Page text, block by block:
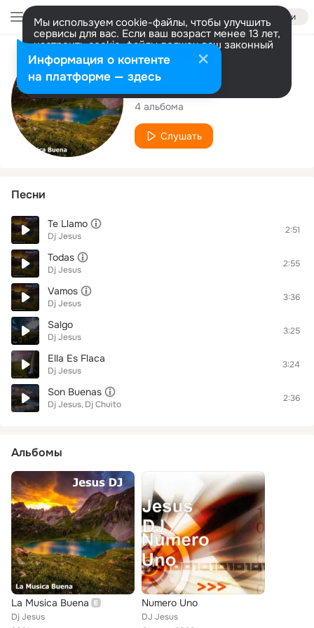
Войти
Мы используем cookie-файлы, чтобы улучшить
сервисы для вас. Если ваш возраст менее 13 лет,
настроить cookie-файлы должен ваш законный
представитель. Больше информации
Разрешить все Настроить
Исполнитель
Dj Jesus
4 альбома
Слушать
Песни
Te Llamo
Dj Jesus
2:51
Todas
Dj Jesus
2:55
Vamos
Dj Jesus
3:36
Salgo
Dj Jesus
3:25
Ella Es Flaca
Dj Jesus
3:24
Son Buenas
Dj Jesus Dj Chuito
2:36
Альбомы
La Musica Buena
Dj Jesus
Numero Uno
DJ Jesus
Информация о контенте
на платформе — здесь